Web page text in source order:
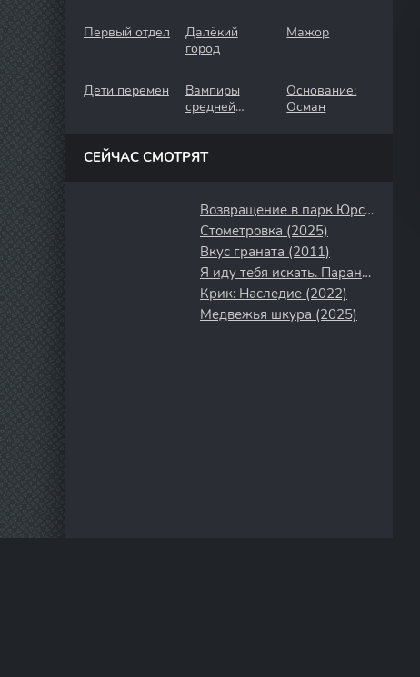
Первый отдел
Далёкий
город
Мажор
Дети перемен
Вампиры
средней
Основание:
Осман
СЕЙЧАС СМОТРЯТ
Возвращение в парк Юрского периода (2025)
Стометровка (2025)
Вкус граната (2011)
Я иду тебя искать. Паранойя (2021)
Крик: Наследие (2022)
Медвежья шкура (2025)